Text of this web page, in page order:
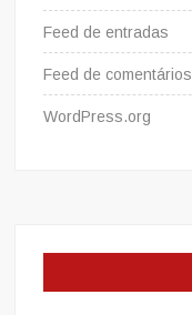
Feed de entradas
Feed de comentários
WordPress.org